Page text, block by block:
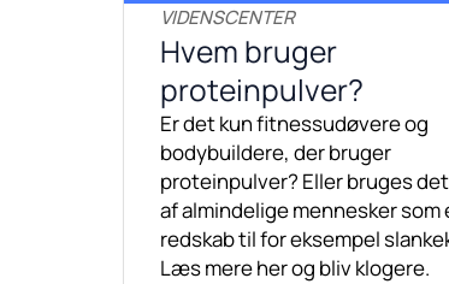
VIDENSCENTER
Hvem bruger
proteinpulver?
Er det kun fitnessudøvere og
bodybuildere, der bruger
proteinpulver? Eller bruges
af almindelige mennesker som
redskab til for eksempel
Læs mere her og bliv klogere.